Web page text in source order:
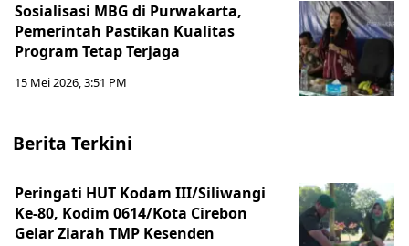
Sosialisasi MBG di Purwakarta,
Pemerintah Pastikan Kualitas
Program Tetap Terjaga
15 Mei 2026, 3:51 PM
Berita Terkini
Peringati HUT Kodam III/Siliwangi
Ke-80, Kodim 0614/Kota Cirebon
Gelar Ziarah TMP Kesenden